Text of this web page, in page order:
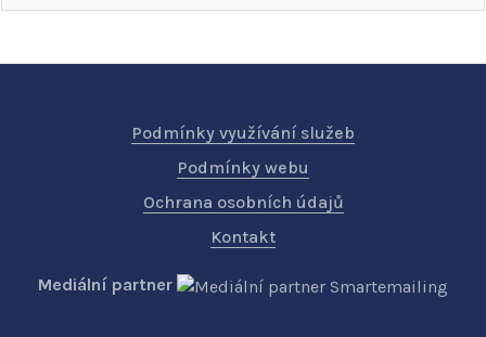
Podmínky využívání služeb
Podmínky webu
Ochrana osobních údajů
Kontakt
Mediální partner